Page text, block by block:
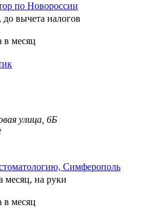
по Новороссии
до вычета налогов
в месяц
улица, 6Б
Симферополь
месяц, на руки
в месяц